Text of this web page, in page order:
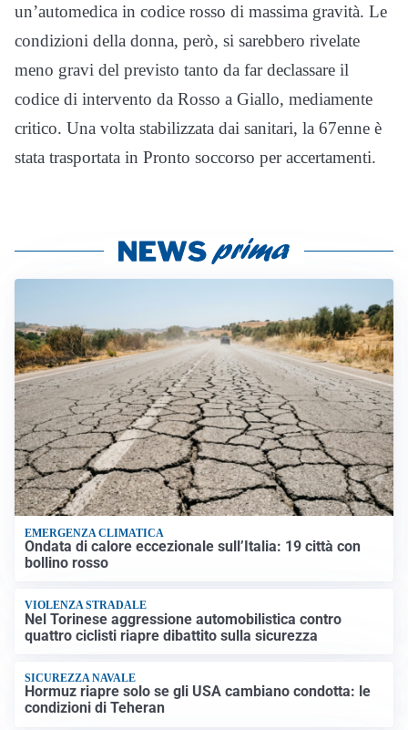
un’automedica in codice rosso di massima gravità. Le
condizioni della donna, però, si sarebbero rivelate
meno gravi del previsto tanto da far declassare il
codice di intervento da Rosso a Giallo, mediamente
critico. Una volta stabilizzata dai sanitari, la 67enne è
stata trasportata in Pronto soccorso per accertamenti.
EMERGENZA CLIMATICA
Ondata di calore eccezionale sull’Italia: 19 città con
bollino rosso
VIOLENZA STRADALE
Nel Torinese aggressione automobilistica contro
quattro ciclisti riapre dibattito sulla sicurezza
SICUREZZA NAVALE
Hormuz riapre solo se gli USA cambiano condotta: le
condizioni di Teheran